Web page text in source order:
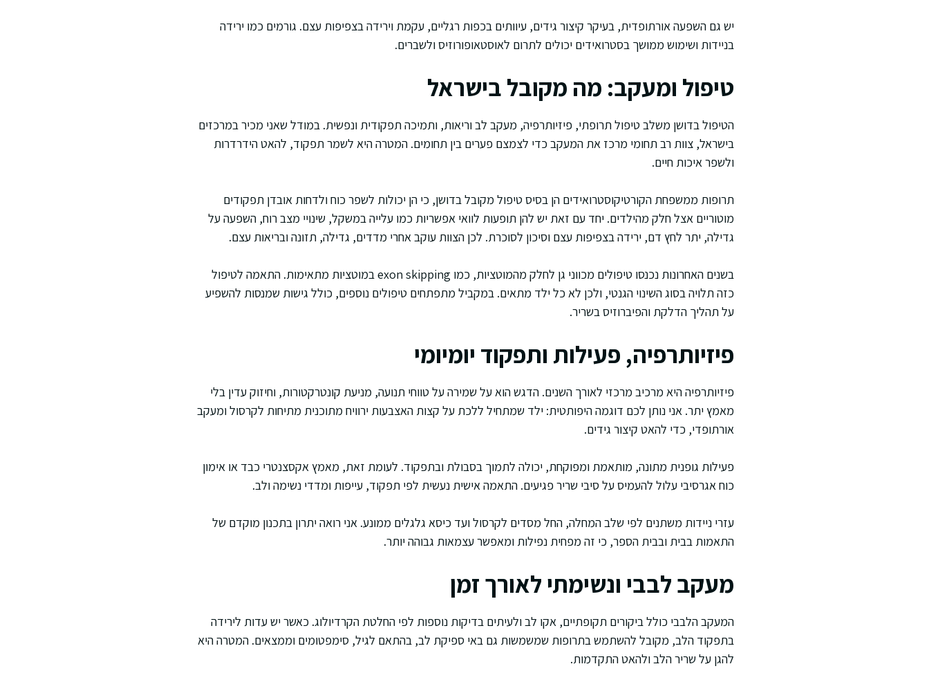
יש גם השפעה אורתופדית, בעיקר קיצור גידים, עיוותים בכפות רגליים, עקמת וירידה בצפיפות עצם. גורמים כמו ירידה
בניידות ושימוש ממושך בסטרואידים יכולים לתרום לאוסטאופורוזיס ולשברים.
טיפול ומעקב: מה מקובל בישראל
הטיפול בדושן משלב טיפול תרופתי, פיזיותרפיה, מעקב לב וריאות, ותמיכה תפקודית ונפשית. במודל שאני מכיר במרכזים
בישראל, צוות רב תחומי מרכז את המעקב כדי לצמצם פערים בין תחומים. המטרה היא לשמר תפקוד, להאט הידרדרות
ולשפר איכות חיים.
תרופות ממשפחת הקורטיקוסטרואידים הן בסיס טיפול מקובל בדושן, כי הן יכולות לשפר כוח ולדחות אובדן תפקודים
מוטוריים אצל חלק מהילדים. יחד עם זאת יש להן תופעות לוואי אפשריות כמו עלייה במשקל, שינויי מצב רוח, השפעה על
גדילה, יתר לחץ דם, ירידה בצפיפות עצם וסיכון לסוכרת. לכן הצוות עוקב אחרי מדדים, גדילה, תזונה ובריאות עצם.
בשנים האחרונות נכנסו טיפולים מכווני גן לחלק מהמוטציות, כמו exon skipping במוטציות מתאימות. התאמה לטיפול
כזה תלויה בסוג השינוי הגנטי, ולכן לא כל ילד מתאים. במקביל מתפתחים טיפולים נוספים, כולל גישות שמנסות להשפיע
על תהליך הדלקת והפיברוזיס בשריר.
פיזיותרפיה, פעילות ותפקוד יומיומי
פיזיותרפיה היא מרכיב מרכזי לאורך השנים. הדגש הוא על שמירה על טווחי תנועה, מניעת קונטרקטורות, וחיזוק עדין בלי
מאמץ יתר. אני נותן לכם דוגמה היפותטית: ילד שמתחיל ללכת על קצות האצבעות ירוויח מתוכנית מתיחות לקרסול ומעקב
אורתופדי, כדי להאט קיצור גידים.
פעילות גופנית מתונה, מותאמת ומפוקחת, יכולה לתמוך בסבולת ובתפקוד. לעומת זאת, מאמץ אקסצנטרי כבד או אימון
כוח אגרסיבי עלול להעמיס על סיבי שריר פגיעים. התאמה אישית נעשית לפי תפקוד, עייפות ומדדי נשימה ולב.
עזרי ניידות משתנים לפי שלב המחלה, החל מסדים לקרסול ועד כיסא גלגלים ממונע. אני רואה יתרון בתכנון מוקדם של
התאמות בבית ובבית הספר, כי זה מפחית נפילות ומאפשר עצמאות גבוהה יותר.
מעקב לבבי ונשימתי לאורך זמן
המעקב הלבבי כולל ביקורים תקופתיים, אקו לב ולעיתים בדיקות נוספות לפי החלטת הקרדיולוג. כאשר יש עדות לירידה
בתפקוד הלב, מקובל להשתמש בתרופות שמשמשות גם באי ספיקת לב, בהתאם לגיל, סימפטומים וממצאים. המטרה היא
להגן על שריר הלב ולהאט התקדמות.